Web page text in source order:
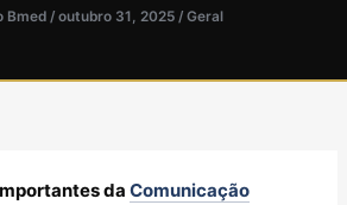
Bmed / outubro 31, 2025 / Geral
daComunicação